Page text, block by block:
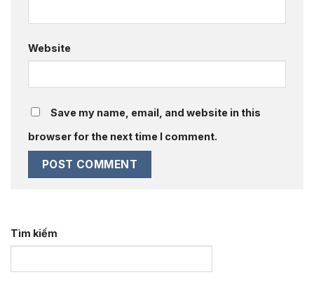
Tìm kiếm
Website
Save my name, email, and website in this
browser for the next time I comment.